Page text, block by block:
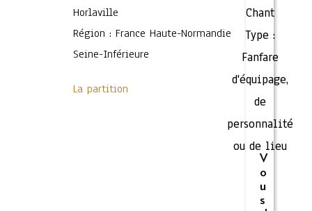
Horlaville
Région : France Haute-Normandie
Seine-Inférieure
La partition
Chant
Type :
Fanfare
d'équipage,
de
personnalité
ou de lieu
V
o
u
s